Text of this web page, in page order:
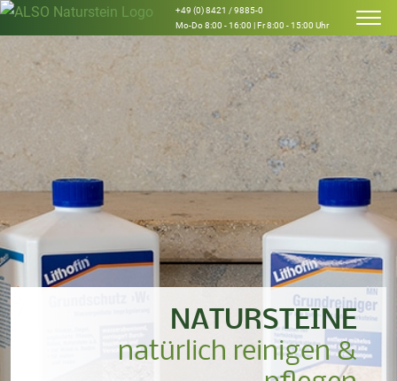
+49 (0) 8421 / 9885-0
Mo-Do 8:00 - 16:00 | Fr 8:00 - 15:00 Uhr
NATURSTEINE
natürlich reinigen &